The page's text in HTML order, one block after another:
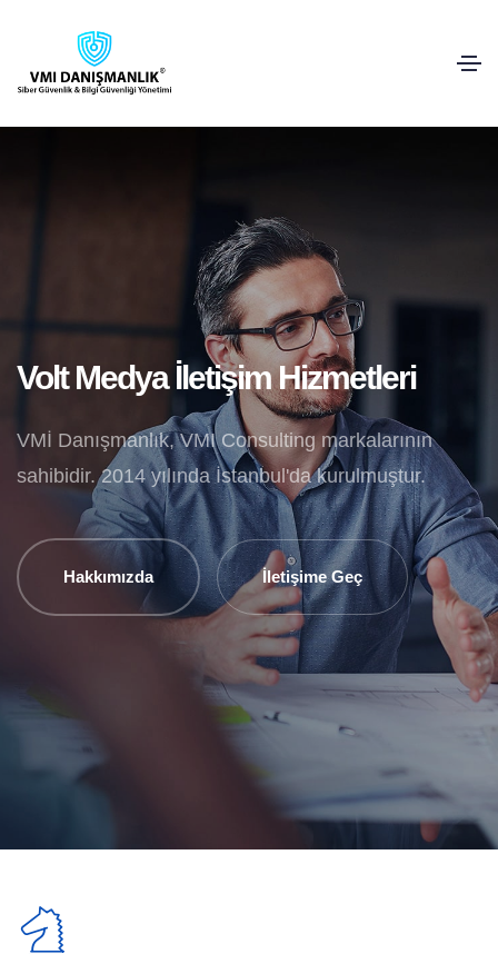
Volt Medya İletişim Hizmetleri
VMİ Danışmanlık, VMI Consulting markalarının
sahibidir. 2014 yılında İstanbul'da kurulmuştur.
Hakkımızda İletişime Geç